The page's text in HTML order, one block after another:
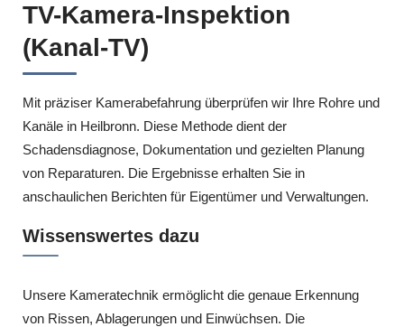
TV-Kamera-Inspektion
(Kanal-TV)
Mit präziser Kamerabefahrung überprüfen wir Ihre Rohre und
Kanäle in Heilbronn. Diese Methode dient der
Schadensdiagnose, Dokumentation und gezielten Planung
von Reparaturen. Die Ergebnisse erhalten Sie in
anschaulichen Berichten für Eigentümer und Verwaltungen.
Wissenswertes dazu
Unsere Kameratechnik ermöglicht die genaue Erkennung
von Rissen, Ablagerungen und Einwüchsen. Die